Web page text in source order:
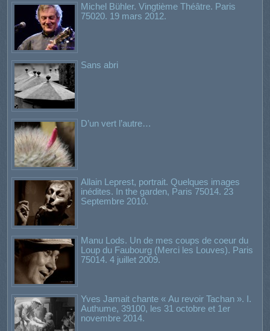
Michel Bühler. Vingtième Théâtre. Paris
75020. 19 mars 2012.
Sans abri
D’un vert l’autre…
Allain Leprest, portrait. Quelques images
inédites. In the garden, Paris 75014. 23
Septembre 2010.
Manu Lods. Un de mes coups de coeur du
Loup du Faubourg (Merci les Louves). Paris
75014. 4 juillet 2009.
Yves Jamait chante « Au revoir Tachan ». I.
Authume, 39100, les 31 octobre et 1er
novembre 2014.